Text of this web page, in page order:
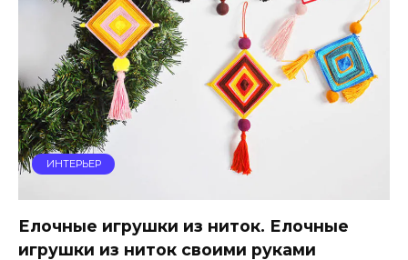
ИНТЕРЬЕР
Елочные игрушки из ниток. Елочные
игрушки из ниток своими руками